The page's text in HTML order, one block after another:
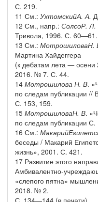
С. 219.
11 См.: УхтомскийА.А.
12 См., напр.: СолсоР.Л.
Тривола, 1996. С. 60—61.
13 См.: МотрошиловаН.
Мартина Хайдеггера
(к дебатам лета —
2016. № 7. С. 44.
14 Мотрошилова Н. В.
по следам публикации
С. 153, 159.
15 МотрошиловаН. В.
по следам публикации С.
16 См.: Макарий
беседы / Макарий
жизнь», 2001. С. 421.
17 Развитие этого
Амбивалентно-
«слепого пятна»
2018. № 2.
С. 134—144 (в печати).